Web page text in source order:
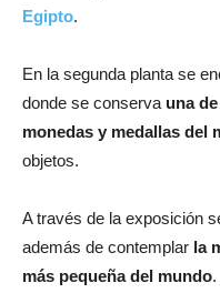
Egipto.
En la segunda planta se
donde se conserva una
monedas y medallas del
objetos.
A través de la exposición
además de contemplar la
más pequeña del mundo.